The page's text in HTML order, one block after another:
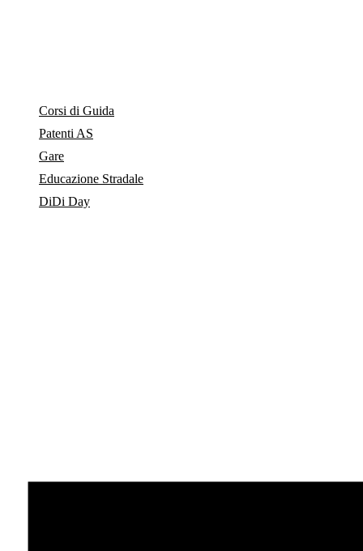
Corsi di Guida
Patenti AS
Gare
Educazione Stradale
DiDi Day